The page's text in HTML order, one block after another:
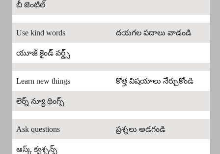
బీ జెంటిల్
Use kind words దయగల పదాలు వాడండి
యూజ్ కైండ్ వర్డ్స్
Learn new things కొత్త విషయాలు నేర్చుకోండి
లెర్న్ న్యూ థింగ్స్
Ask questions ప్రశ్నలు అడగండి
ఆస్క్ క్వశ్చన్స్